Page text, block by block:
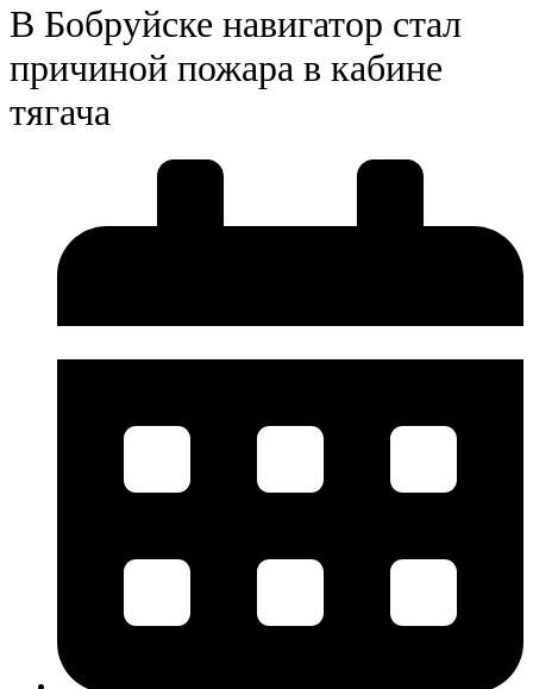
В Бобруйске навигатор стал
причиной пожара в кабине
тягача